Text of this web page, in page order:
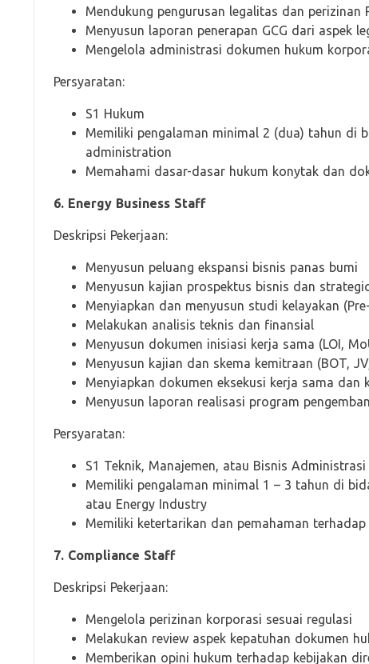
Mendukung pengurusan legalitas dan perizinan
Menyusun laporan penerapan GCG dari aspek
Mengelola administrasi dokumen hukum
Persyaratan:
S1 Hukum
Memiliki pengalaman minimal 2 (dua) tahun di
administration
Memahami dasar-dasar hukum konytak dan
6. Energy Business Staff
Deskripsi Pekerjaan:
Menyusun peluang ekspansi bisnis panas bumi
Menyusun kajian prospektus bisnis dan
Menyiapkan dan menyusun studi kelayakan
Melakukan analisis teknis dan finansial
Menyusun dokumen inisiasi kerja sama (LOI,
Menyusun kajian dan skema kemitraan (BOT,
Menyiapkan dokumen eksekusi kerja sama dan
Menyusun laporan realisasi program
Persyaratan:
S1 Teknik, Manajemen, atau Bisnis Administrasi
Memiliki pengalaman minimal 1 – 3 tahun di
atau Energy Industry
Memiliki ketertarikan dan pemahaman
7. Compliance Staff
Deskripsi Pekerjaan:
Mengelola perizinan korporasi sesuai regulasi
Melakukan review aspek kepatuhan dokumen
Memberikan opini hukum terhadap kebijakan